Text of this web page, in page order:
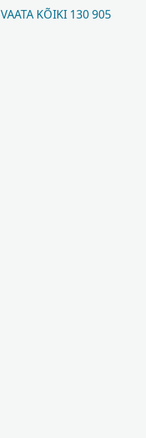
VAATA KÕIKI 130 905